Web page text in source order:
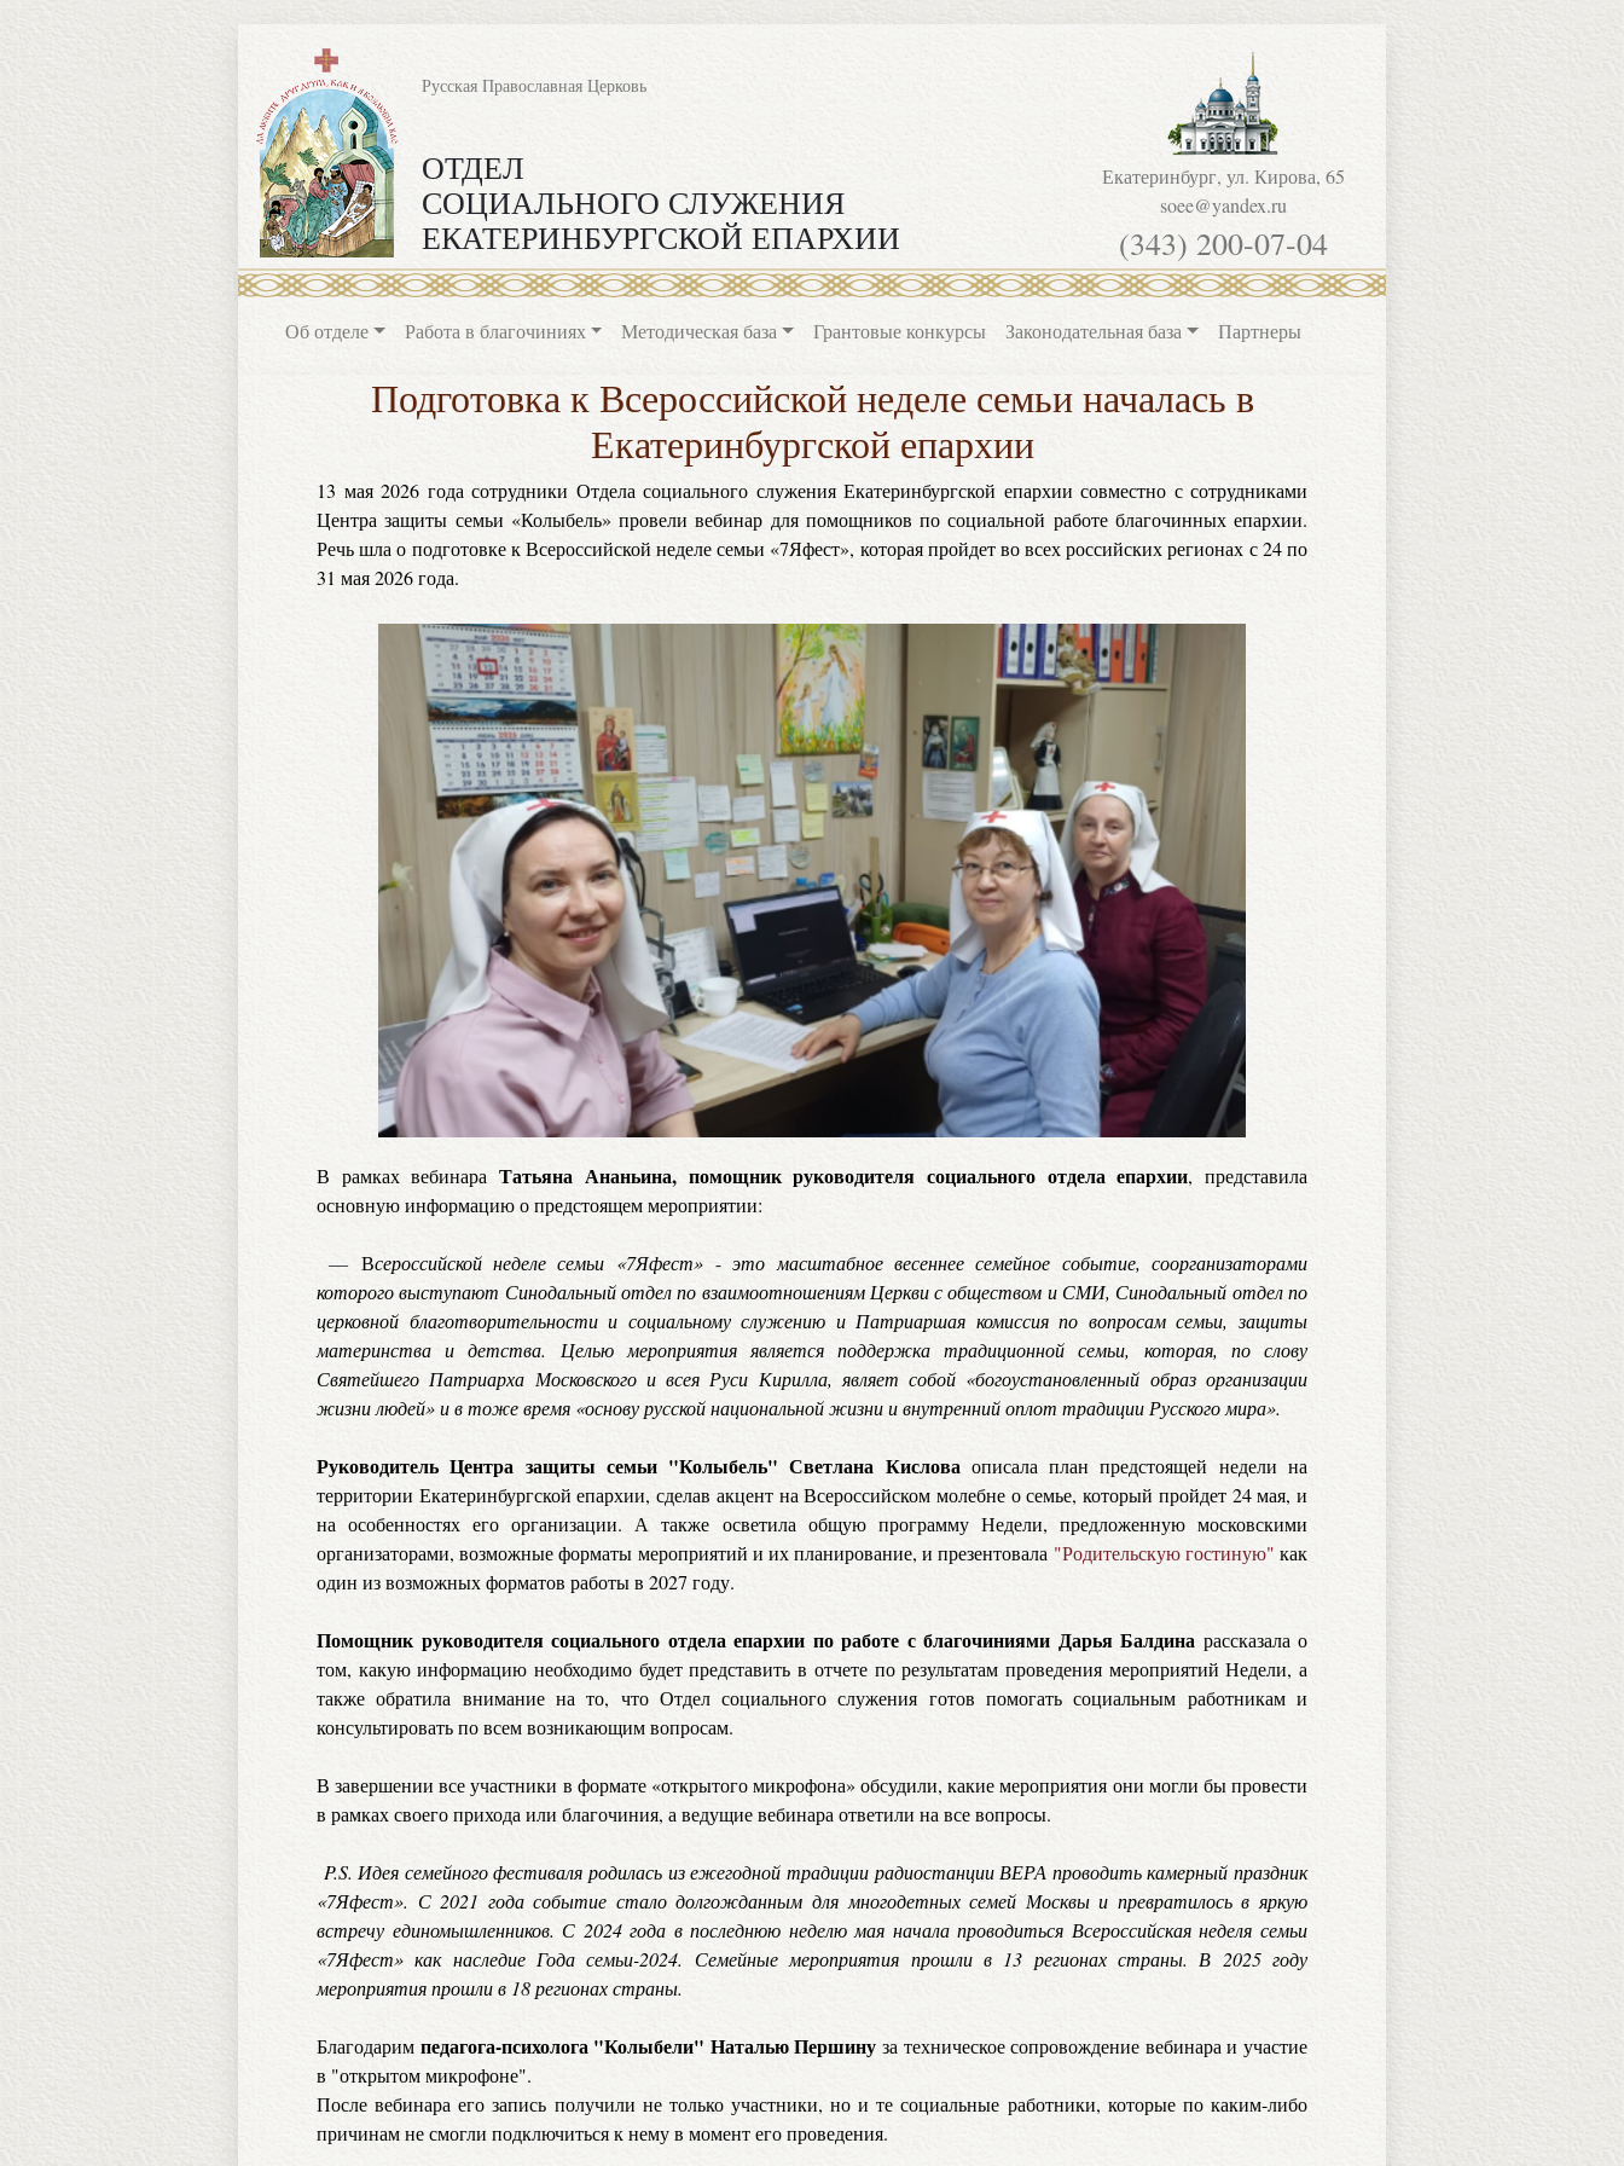
Русская Православная Церковь
ОТДЕЛ
СОЦИАЛЬНОГО СЛУЖЕНИЯ
ЕКАТЕРИНБУРГСКОЙ ЕПАРХИИ
Екатеринбург, ул. Кирова, 65
soee@yandex.ru
(343) 200-07-04
Об отделе Работа в благочиниях Методическая база Грантовые конкурсы Законодательная база Партнеры
Подготовка к Всероссийской неделе семьи началась в
Екатеринбургской епархии
13 мая 2026 года сотрудники Отдела социального служения Екатеринбургской епархии совместно с сотрудниками
Центра защиты семьи «Колыбель» провели вебинар для помощников по социальной работе благочинных епархии.
Речь шла о подготовке к Всероссийской неделе семьи «7Яфест», которая пройдет во всех российских регионах с 24 по
31 мая 2026 года.
В рамках вебинараТатьяна Ананьина, помощник руководителя социального отдела епархии, представила
основную информацию о предстоящем мероприятии:
― Всероссийской неделе семьи «7Яфест»-это масштабное весеннее семейное событие, соорганизаторами
которого выступают Синодальный отдел по взаимоотношениям Церкви с обществом и СМИ, Синодальный отдел по
церковной благотворительности и социальному служению и Патриаршая комиссия по вопросам семьи, защиты
материнства и детства. Целью мероприятия является поддержка традиционной семьи, которая, по слову
Святейшего Патриарха Московского и всея Руси Кирилла, являет собой «богоустановленный образ организации
жизни людей» и в тоже время «основу русской национальной жизни и внутренний оплот традиции Русского мира».
РуководительЦентра защиты семьи "Колыбель"Светлана Кислова описала план предстоящей недели на
территории Екатеринбургской епархии, сделав акцент на Всероссийском молебне о семье, который пройдет 24 мая, и
на особенностях его организации. А также осветила общую программу Недели, предложенную московскими
организаторами, возможные форматы мероприятий и их планирование, и презентовала "Родительскую гостиную" как
один из возможных форматов работы в 2027 году.
Помощник руководителя социального отдела епархии по работе с благочиниями Дарья Балдина рассказала о
том, какую информацию необходимо будет представить в отчете по результатам проведения мероприятий Недели, а
также обратила внимание на то, что Отдел социального служения готов помогать социальным работникам и
консультировать по всем возникающим вопросам.
В завершении все участники в формате «открытого микрофона» обсудили, какие мероприятия они могли бы провести
в рамках своего прихода или благочиния, а ведущие вебинара ответили на все вопросы.
P.S. Идея семейного фестиваля родилась из ежегодной традиции радиостанции ВЕРА проводить камерный праздник
«7Яфест». С 2021 года событие стало долгожданным для многодетных семей Москвы и превратилось в яркую
встречу единомышленников. С 2024 года в последнюю неделю мая начала проводиться Всероссийская неделя семьи
«7Яфест» как наследие Года семьи-2024. Семейные мероприятия прошли в 13 регионах страны. В 2025 году
мероприятия прошли в 18 регионах страны.
Благодарим педагога-психолога "Колыбели" Наталью Першину за техническое сопровождение вебинара и участие
в "открытом микрофоне".
После вебинара его запись получили не только участники, но и те социальные работники, которые по каким-либо
причинам не смогли подключиться к нему в момент его проведения.